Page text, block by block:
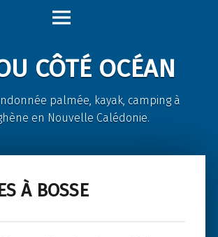
CÔTÉ OCÉAN
palmée, kayak, camping à
en Nouvelle Calédonie.
À BOSSE